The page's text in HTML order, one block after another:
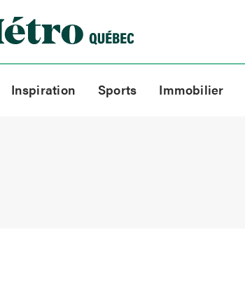
Inspiration Sports Immobilier